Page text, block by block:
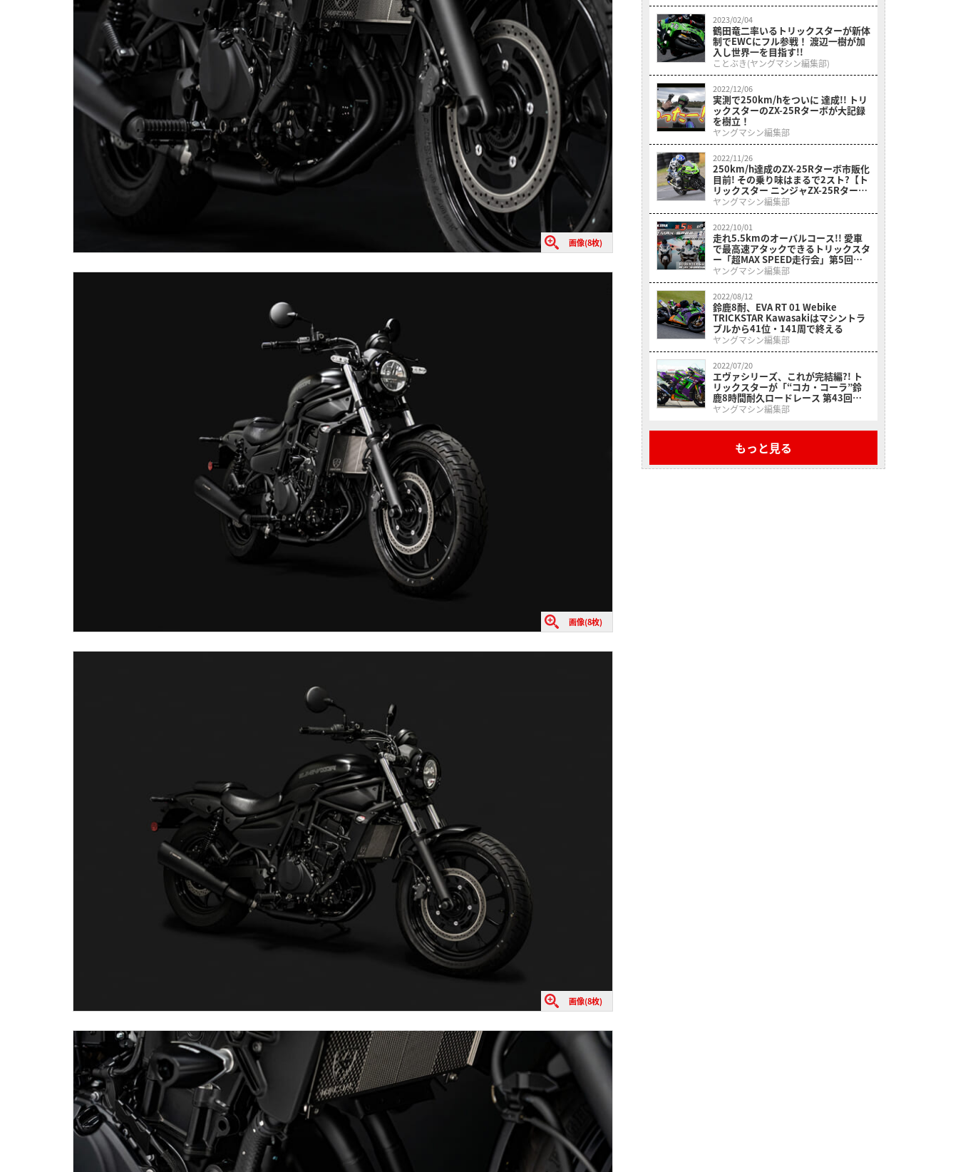
画像(8枚)
画像(8枚)
画像(8枚)
2023/02/04
鶴田竜二率いるトリックスターが新体
制でEWCにフル参戦！ 渡辺一樹が加
入し世界一を目指す!!
ことぶき(ヤングマシン編集部)
2022/12/06
実測で250km/hをついに 達成!! トリ
ックスターのZX-25Rターボが大記録
を樹立！
ヤングマシン編集部
2022/11/26
250km/h達成のZX-25Rターボ市販化
目前! その乗り味はまるで2スト?【ト
リックスター ニンジャZX-25Rターボ
試乗インプレッション】
ヤングマシン編集部
2022/10/01
走れ5.5kmのオーバルコース!! 愛車
で最高速アタックできるトリックスタ
ー「超MAX SPEED走行会」第5回は
11月5日開催
ヤングマシン編集部
2022/08/12
鈴鹿8耐、EVA RT 01 Webike
TRICKSTAR Kawasakiはマシントラ
ブルから41位・141周で終える
ヤングマシン編集部
2022/07/20
エヴァシリーズ、これが完結編?! ト
リックスターが「“コカ・コーラ”鈴
鹿8時間耐久ロードレース 第43回大
会」の参戦体制を発表！
ヤングマシン編集部
もっと見る